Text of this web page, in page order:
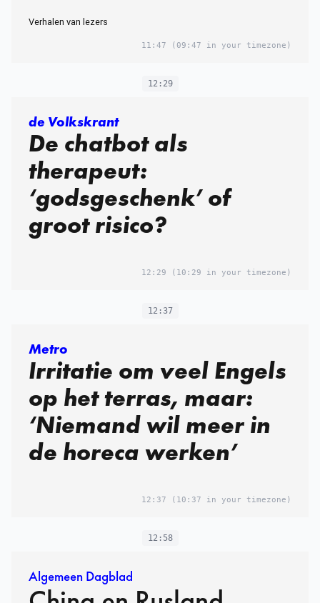
Verhalen van lezers
11:47 (09:47 in your timezone)
12:29
de Volkskrant
De chatbot als
therapeut:
‘godsgeschenk’ of
groot risico?
12:29 (10:29 in your timezone)
12:37
Metro
Irritatie om veel Engels
op het terras, maar:
‘Niemand wil meer in
de horeca werken’
12:37 (10:37 in your timezone)
12:58
Algemeen Dagblad